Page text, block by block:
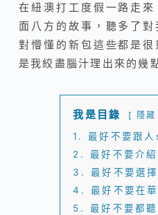
在紐澳打工度假一路走
面八方的故事，聽多了
對懵懂的新包這些都是
是我絞盡腦汁理出來的幾
我是目錄 隱藏
1.
最好不要跟
2.
最好不要介
3.
最好不要選
4.
最好不要在
5.
最好不要都